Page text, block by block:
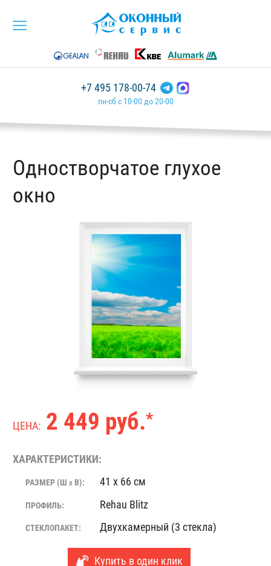
+7 495 178-00-74
пн-сб с 10-00 до 20-00
Одностворчатое глухое
окно
ЦЕНА: 2 449 руб.*
ХАРАКТЕРИСТИКИ:
РАЗМЕР (Ш X В): 41 x 66 см
ПРОФИЛЬ: Rehau Blitz
СТЕКЛОПАКЕТ: Двухкамерный (3 стекла)
Купить в один клик